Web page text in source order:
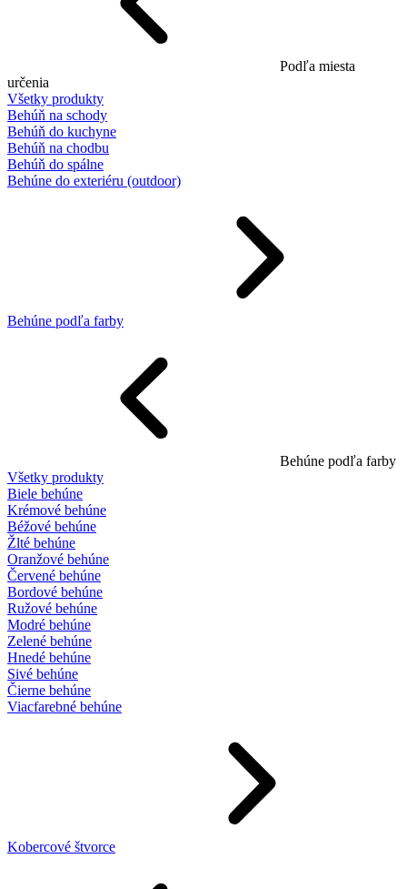
Podľa miesta
určenia
Všetky produkty
Behúň na schody
Behúň do kuchyne
Behúň na chodbu
Behúň do spálne
Behúne do exteriéru (outdoor)
Behúne podľa farby
Behúne podľa farby
Všetky produkty
Biele behúne
Krémové behúne
Béžové behúne
Žlté behúne
Oranžové behúne
Červené behúne
Bordové behúne
Ružové behúne
Modré behúne
Zelené behúne
Hnedé behúne
Sivé behúne
Čierne behúne
Viacfarebné behúne
Kobercové štvorce